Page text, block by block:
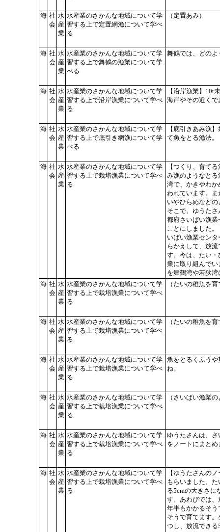
海 社
会
水
産
業
水産業のさかんな地域について学
習する上で定置網漁について学べ
る
（定置あみ）
海 社
会
水
産
業
水産業のさかんな地域について学
習する上で舞鶴の漁業について学
べる
舞鶴では、どの
海 社
会
水
産
業
水産業のさかんな地域について学
習する上で沿岸漁業について学べ
る
【沿岸漁業】10t
海岸やその近く
海 社
会
水
産
業
水産業のさかんな地域について学
習する上で底引き網漁について学
べる
【底引きあみ漁
て魚をとる漁法。
海 社
会
水
産
業
水産業のさかんな地域について学
習する上で栽培漁業について学べ
る
【つくり、育て
み漁のようなと
湾で、かきやわ
われています。
いやひらめなど
そこで、ゆうた
都府さいばい漁
ことにしました
いばい漁業セン
らかえして、放
す。今は、たい
業に取り組んで
を舞鶴湾や若狭
海 社
会
水
産
業
水産業のさかんな地域について学
習する上で栽培漁業について学べ
る
（たいの稚魚を
海 社
会
水
産
業
水産業のさかんな地域について学
習する上で栽培漁業について学べ
る
（たいの稚魚を
海 社
会
水
産
業
水産業のさかんな地域について学
習する上で栽培漁業について学べ
る
魚をとるくふう
ね。
海 社
会
水
産
業
水産業のさかんな地域について学
習する上で栽培漁業について学べ
る
（さいばい漁業
海 社
会
水
産
業
水産業のさかんな地域について学
習する上で栽培漁業について学べ
る
ゆうたさんは、
をノートにまとめ
海 社
会
水
産
業
水産業のさかんな地域について学
習する上で栽培漁業について学べ
る
【ゆうたさんの
もらいました。
る5cmの大きさに
す。あわびでは、
年半もかかるそ
そうで育てます
つし、放流できる